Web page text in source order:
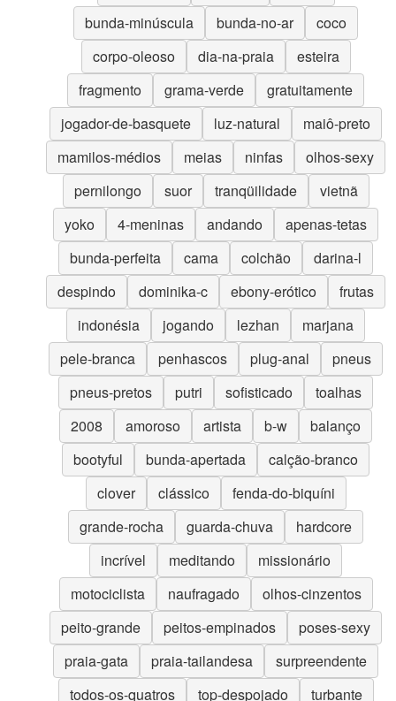
bunda-minúscula
bunda-no-ar
coco
corpo-oleoso
dia-na-praia
esteira
fragmento
grama-verde
gratuitamente
jogador-de-basquete
luz-natural
maiô-preto
mamilos-médios
meias ninfas
olhos-sexy
pernilongo
suor tranqüilidade
vietnã
yoko
4-meninas andando
apenas-tetas
bunda-perfeita
cama colchão
darina-l
despindo
dominika-c ebony-erótico
frutas
indonésia
jogando lezhan
marjana
pele-branca
penhascos plug-anal
pneus
pneus-pretos
putri sofisticado
toalhas
2008
amoroso artista b-w
balanço
bootyful
bunda-apertada
calção-branco
clover
clássico
fenda-do-biquíni
grande-rocha
guarda-chuva
hardcore
incrível
meditando
missionário
motociclista
naufragado
olhos-cinzentos
peito-grande
peitos-empinados
poses-sexy
praia-gata
praia-tailandesa
surpreendente
todos-os-quatros
top-despojado turbante